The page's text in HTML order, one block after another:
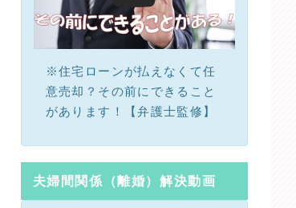
※住宅ローンが払えなくて任
意売却？その前にできること
があります！【弁護士監修】
夫婦間関係（離婚）解決動画